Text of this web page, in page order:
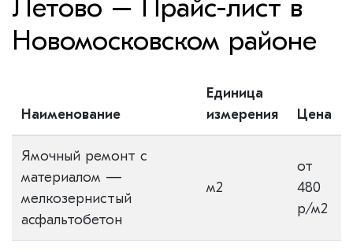
Летово – Прайс-лист в
Новомосковском районе
Наименование
Единица
измерения
Цена
Ямочный ремонт с
материалом —
мелкозернистый
асфальтобетон
м2
от
480
р/м2